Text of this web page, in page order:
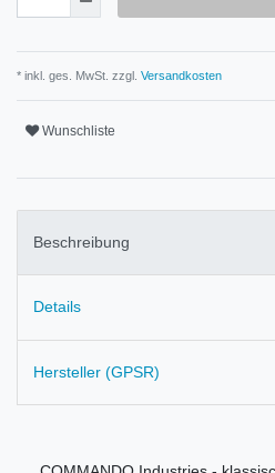
* inkl. ges. MwSt. zzgl. Versandkosten
Wunschliste
Beschreibung
Details
Hersteller (GPSR)